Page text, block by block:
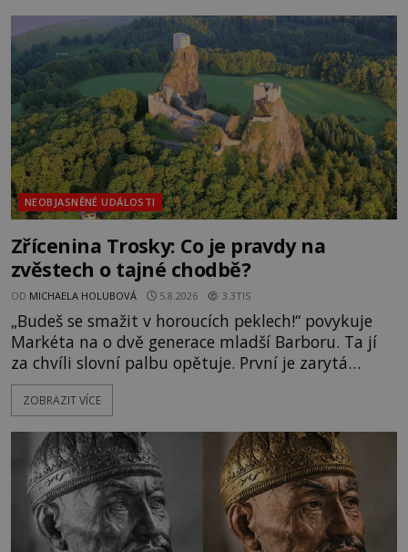
následovat. Vstupujeme na pláž Dumas ve městě
Surat. Gu
NEOBJASNĚNÉ UDÁLOSTI
Zřícenina Trosky: Co je pravdy na
zvěstech o tajné chodbě?
OD MICHAELA HOLUBOVÁ 5.8.2026 3.3TIS
„Budeš se smažit v horoucích peklech!“ povykuje
Markéta na o dvě generace mladší Barboru. Ta jí
za chvíli slovní palbu opětuje. První je zarytá
katolička, druhá přesvědčená kališnice. A každá z
nich se usídlí na jedné z věží slavného hradu
mezi vůdce protihusitského boje. Za manželku má
skutečně jistou
ZOBRAZIT VÍCE